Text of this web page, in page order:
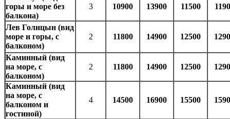
горы и море без
балкона)
3 10900 13900 11500
Лев Голицын (вид
море и горы, с
балконом)
2 11800 14900 12500
Каминный (вид
на море, с
балконом)
2 11800 14900 12500
Каминный (вид
на море, с
балконом и
гостиной)
4 14500 16900 15500